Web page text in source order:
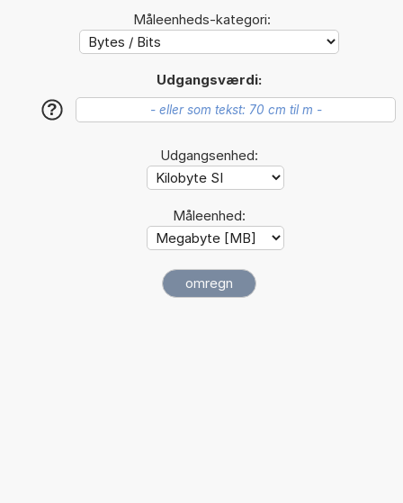
Måleenheds-kategori:
Udgangsværdi:
?
Udgangsenhed:
Måleenhed: